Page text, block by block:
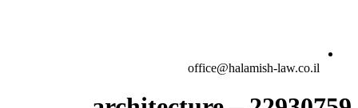
office@halamish-law.co.il